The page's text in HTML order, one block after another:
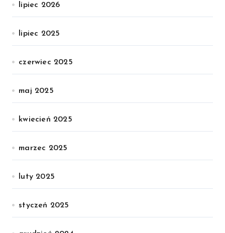
lipiec 2026
lipiec 2025
czerwiec 2025
maj 2025
kwiecień 2025
marzec 2025
luty 2025
styczeń 2025